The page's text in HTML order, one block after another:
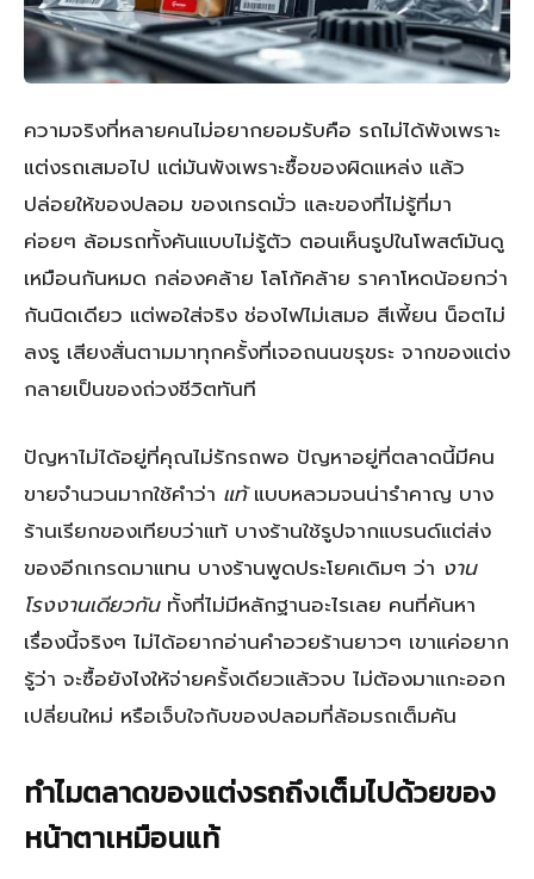
ความจริงที่หลายคนไม่อยากยอมรับคือ รถไม่ได้พังเพราะ
แต่งรถเสมอไป แต่มันพังเพราะซื้อของผิดแหล่ง แล้ว
ปล่อยให้ของปลอม ของเกรดมั่ว และของที่ไม่รู้ที่มา
ค่อยๆ ล้อมรถทั้งคันแบบไม่รู้ตัว ตอนเห็นรูปในโพสต์มันดู
เหมือนกันหมด กล่องคล้าย โลโก้คล้าย ราคาโหดน้อยกว่า
กันนิดเดียว แต่พอใส่จริง ช่องไฟไม่เสมอ สีเพี้ยน น็อตไม่
ลงรู เสียงสั่นตามมาทุกครั้งที่เจอถนนขรุขระ จากของแต่ง
กลายเป็นของถ่วงชีวิตทันที
ปัญหาไม่ได้อยู่ที่คุณไม่รักรถพอ ปัญหาอยู่ที่ตลาดนี้มีคน
ขายจำนวนมากใช้คำว่า แท้แบบหลวมจนน่ารำคาญ บาง
ร้านเรียกของเทียบว่าแท้ บางร้านใช้รูปจากแบรนด์แต่ส่ง
ของอีกเกรดมาแทน บางร้านพูดประโยคเดิมๆ ว่า งาน
โรงงานเดียวกันทั้งที่ไม่มีหลักฐานอะไรเลย คนที่ค้นหา
เรื่องนี้จริงๆ ไม่ได้อยากอ่านคำอวยร้านยาวๆ เขาแค่อยาก
รู้ว่า จะซื้อยังไงให้จ่ายครั้งเดียวแล้วจบ ไม่ต้องมาแกะออก
เปลี่ยนใหม่ หรือเจ็บใจกับของปลอมที่ล้อมรถเต็มคัน
ทำไมตลาดของแต่งรถถึงเต็มไปด้วยของ
หน้าตาเหมือนแท้